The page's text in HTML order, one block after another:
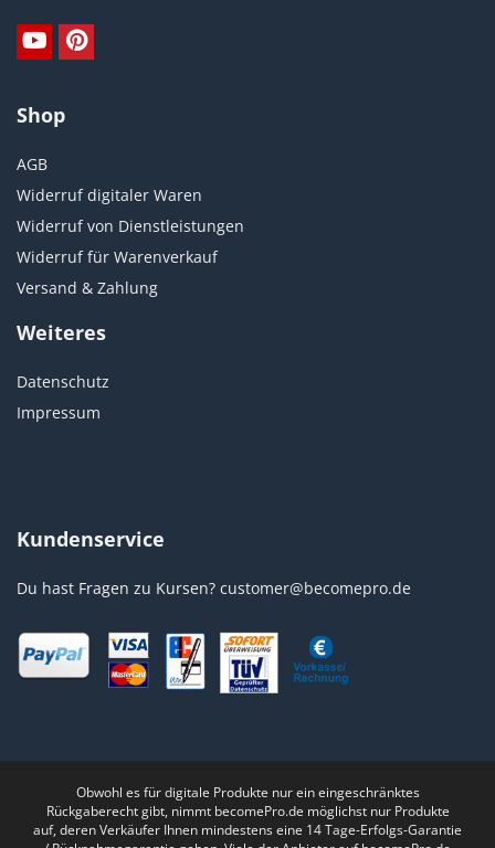
Shop
AGB
Widerruf digitaler Waren
Widerruf von Dienstleistungen
Widerruf für Warenverkauf
Versand & Zahlung
Weiteres
Datenschutz
Impressum
Kundenservice
Du hast Fragen zu Kursen? customer@becomepro.de
Obwohl es für digitale Produkte nur ein eingeschränktes
Rückgaberecht gibt, nimmt becomePro.de möglichst nur Produkte
auf, deren Verkäufer Ihnen mindestens eine 14 Tage-Erfolgs-Garantie